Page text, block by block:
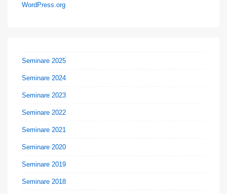
WordPress.org
Seminare 2025
Seminare 2024
Seminare 2023
Seminare 2022
Seminare 2021
Seminare 2020
Seminare 2019
Seminare 2018